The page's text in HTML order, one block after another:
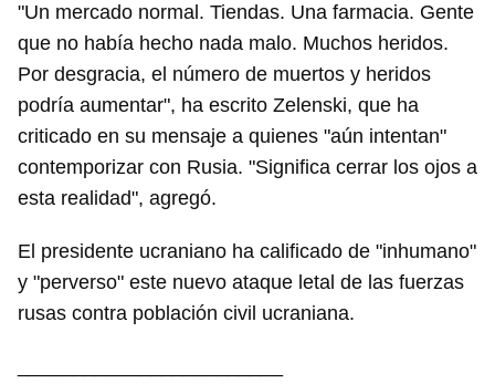
"Un mercado normal. Tiendas. Una farmacia. Gente
que no había hecho nada malo. Muchos heridos.
Por desgracia, el número de muertos y heridos
podría aumentar", ha escrito Zelenski, que ha
criticado en su mensaje a quienes "aún intentan"
contemporizar con Rusia. "Significa cerrar los ojos a
esta realidad", agregó.
El presidente ucraniano ha calificado de "inhumano"
y "perverso" este nuevo ataque letal de las fuerzas
rusas contra población civil ucraniana.